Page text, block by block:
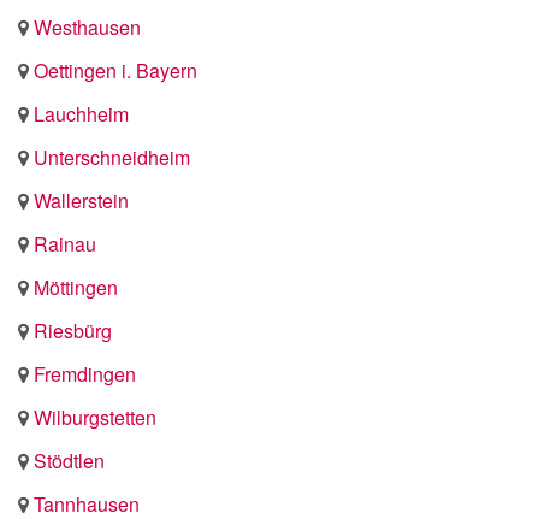
Westhausen
Oettingen i. Bayern
Lauchheim
Unterschneidheim
Wallerstein
Rainau
Möttingen
Riesbürg
Fremdingen
Wilburgstetten
Stödtlen
Tannhausen